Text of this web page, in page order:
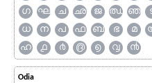
ഗ
ഘ ച ഛ ജ ഝ ഞ
ധ
ന പ ഫ ബ ഭ മ
ഹ
൧ ൪ ൫ ൭ ൮ ൯
Odia